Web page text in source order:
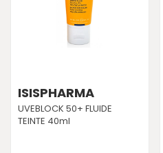
ISISPHARMA
UVEBLOCK 50+ FLUIDE
TEINTE 40ml